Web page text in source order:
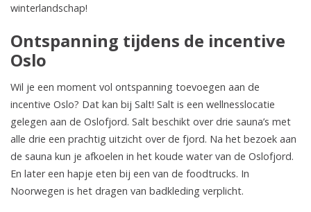
winterlandschap!
Ontspanning tijdens de incentive
Oslo
Wil je een moment vol ontspanning toevoegen aan de
incentive Oslo? Dat kan bij Salt! Salt is een wellnesslocatie
gelegen aan de Oslofjord. Salt beschikt over drie sauna’s met
alle drie een prachtig uitzicht over de fjord. Na het bezoek aan
de sauna kun je afkoelen in het koude water van de Oslofjord.
En later een hapje eten bij een van de foodtrucks. In
Noorwegen is het dragen van badkleding verplicht.